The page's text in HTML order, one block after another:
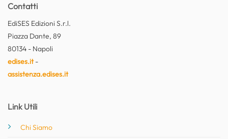
Contatti
EdiSES Edizioni S.r.l.
Piazza Dante, 89
80134 - Napoli
edises.it-
assistenza.edises.it
Link Utili
Chi Siamo